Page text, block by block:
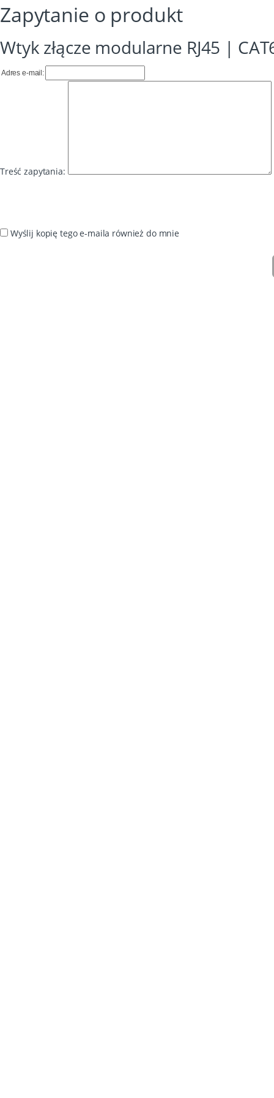
Zapytanie o produkt
Wtyk złącze modularne RJ45 |
Adres e-mail:
Treść zapytania:
Wyślij kopię tego e-maila również do mnie